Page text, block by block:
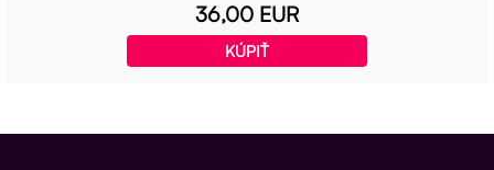
36,00 EUR
KÚPIŤ